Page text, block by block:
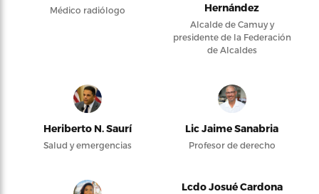
Médico radiólogo
Hernández
Alcalde de Camuy y
presidente de la Federación
de Alcaldes
Heriberto N. Saurí
Salud y emergencias
Lic Jaime Sanabria
Profesor de derecho
Lcdo Josué Cardona